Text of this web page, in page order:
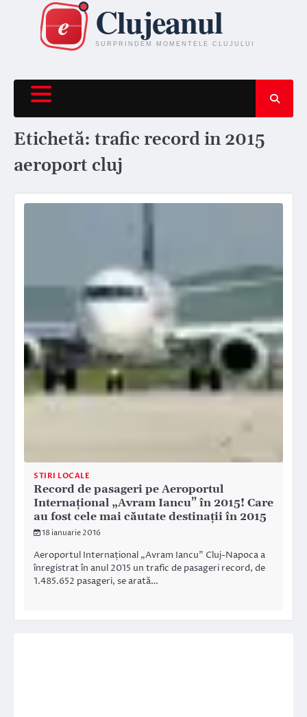
content
Etichetă: trafic record in 2015
aeroport cluj
STIRI LOCALE
Record de pasageri pe Aeroportul
Internațional „Avram Iancu” în 2015! Care
au fost cele mai căutate destinații în 2015
18 ianuarie 2016
Aeroportul Internațional „Avram Iancu” Cluj-Napoca a
înregistrat în anul 2015 un trafic de pasageri record, de
1.485.652 pasageri, se arată…